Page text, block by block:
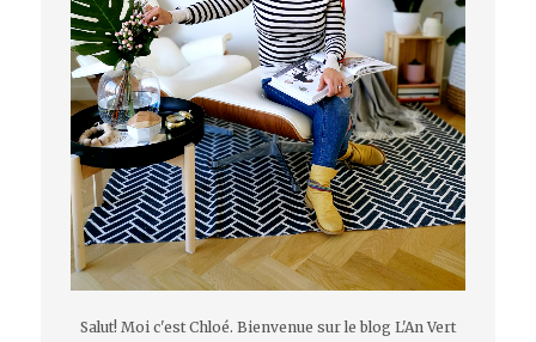
Salut! Moi c'est Chloé. Bienvenue sur le blog L'An Vert